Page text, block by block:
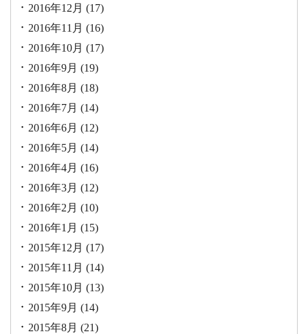
2016年12月 (17)
2016年11月 (16)
2016年10月 (17)
2016年9月 (19)
2016年8月 (18)
2016年7月 (14)
2016年6月 (12)
2016年5月 (14)
2016年4月 (16)
2016年3月 (12)
2016年2月 (10)
2016年1月 (15)
2015年12月 (17)
2015年11月 (14)
2015年10月 (13)
2015年9月 (14)
2015年8月 (21)